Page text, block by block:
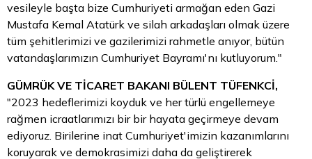
vesileyle başta bize Cumhuriyeti armağan eden Gazi
Mustafa Kemal Atatürk ve silah arkadaşları olmak üzere
tüm şehitlerimizi ve gazilerimizi rahmetle anıyor, bütün
vatandaşlarımızın Cumhuriyet Bayramı'nı kutluyorum."
GÜMRÜK VE TİCARET BAKANI BÜLENT TÜFENKCİ,
"2023 hedeflerimizi koyduk ve her türlü engellemeye
rağmen icraatlarımızı bir bir hayata geçirmeye devam
ediyoruz. Birilerine inat Cumhuriyet'imizin kazanımlarını
koruyarak ve demokrasimizi daha da geliştirerek